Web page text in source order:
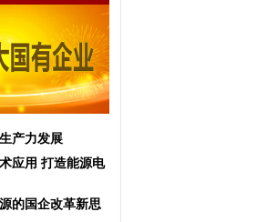
产力发展
应用 打造能源电
的国企改革新思